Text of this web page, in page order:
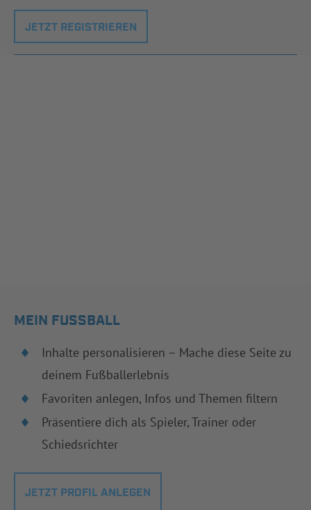
JETZT REGISTRIEREN
MEIN FUSSBALL
Inhalte personalisieren – Mache diese Seite zu
deinem Fußballerlebnis
Favoriten anlegen, Infos und Themen filtern
Präsentiere dich als Spieler, Trainer oder
Schiedsrichter
JETZT PROFIL ANLEGEN